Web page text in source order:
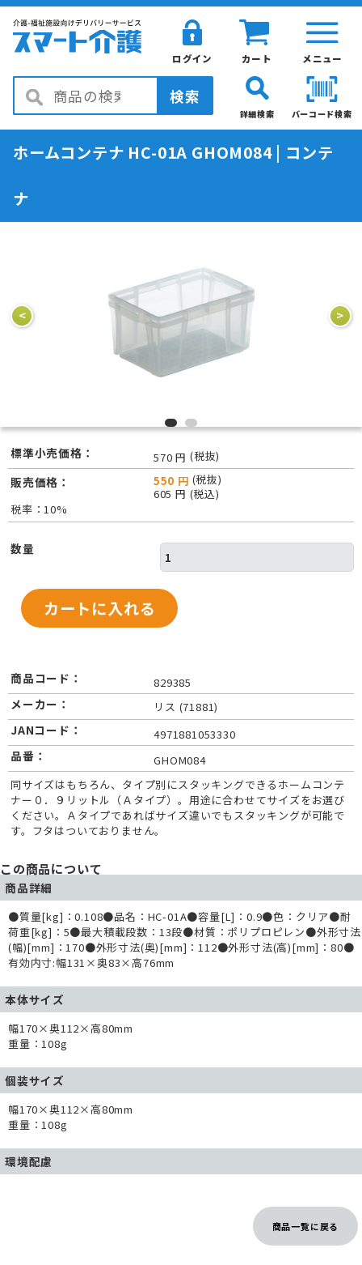
メニュー
カート
ログイン
検索
バーコード検索
詳細検索
ホームコンテナ HC-01A GHOM084 | コンテ
ナ
< >
標準小売価格： 570 円 (税抜)
販売価格： 550 円 (税抜)
605 円 (税込)
税率：10%
数量
商品コード： 829385
メーカー： リス (71881)
JANコード： 4971881053330
品番：
GHOM084
同サイズはもちろん、タイプ別にスタッキングできるホームコンテ
ナー０．９リットル（Ａタイプ）。用途に合わせてサイズをお選び
ください。Ａタイプであればサイズ違いでもスタッキングが可能で
す。フタはついておりません。
この商品について
商品詳細
●質量[kg]：0.108●品名：HC-01A●容量[L]：0.9●色：クリア●耐
荷重[kg]：5●最大積載段数：13段●材質：ポリプロピレン●外形寸法
(幅)[mm]：170●外形寸法(奥)[mm]：112●外形寸法(高)[mm]：80●
有効内寸:幅131×奥83×高76mm
本体サイズ
幅170×奥112×高80mm
重量：108g
個装サイズ
幅170×奥112×高80mm
重量：108g
環境配慮
商品一覧に戻る